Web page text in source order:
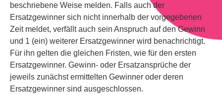
beschriebene Weise melden. Falls auch der
Ersatzgewinner sich nicht innerhalb der vorgegebenen
Zeit meldet, verfällt auch sein Anspruch auf den Gewinn
und 1 (ein) weiterer Ersatzgewinner wird benachrichtigt.
Für ihn gelten die gleichen Fristen, wie für den ersten
Ersatzgewinner. Gewinn- oder Ersatzansprüche der
jeweils zunächst ermittelten Gewinner oder deren
Ersatzgewinner sind ausgeschlossen.